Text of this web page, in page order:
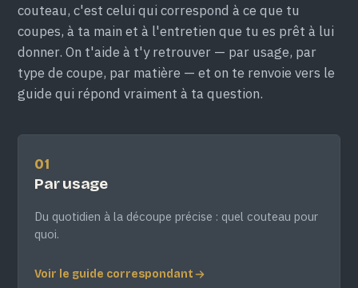
couteau, c'est celui qui correspond à ce que tu
coupes, à ta main et à l'entretien que tu es prêt à lui
donner. On t'aide à t'y retrouver — par usage, par
type de coupe, par matière — et on te renvoie vers le
guide qui répond vraiment à ta question.
01
Par usage
Du quotidien à la découpe précise : quel couteau pour
quoi.
Voir le guide correspondant